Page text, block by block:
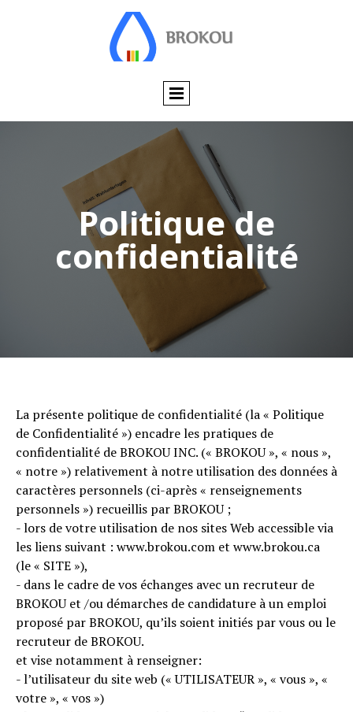
Politique de
confidentialité
La présente politique de confidentialité (la « Politique
de Confidentialité ») encadre les pratiques de
confidentialité de BROKOU INC. (« BROKOU », « nous »,
« notre ») relativement à notre utilisation des données à
caractères personnels (ci-après « renseignements
personnels ») recueillis par BROKOU ;
- lors de votre utilisation de nos sites Web accessible via
les liens suivant : www.brokou.com et www.brokou.ca
(le « SITE »),
- dans le cadre de vos échanges avec un recruteur de
BROKOU et /ou démarches de candidature à un emploi
proposé par BROKOU, qu’ils soient initiés par vous ou le
recruteur de BROKOU.
et vise notamment à renseigner:
- l’utilisateur du site web (« UTILISATEUR », « vous », «
votre », « vos »)